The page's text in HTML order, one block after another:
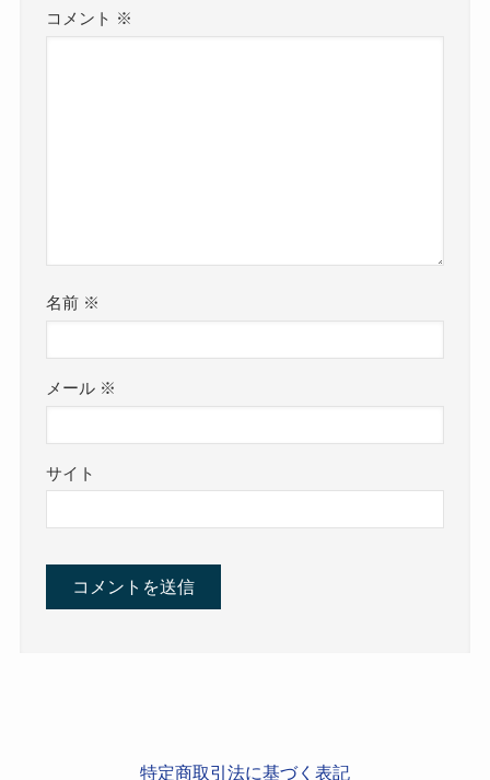
コメント ※
名前 ※
メール ※
サイト
特定商取引法に基づく表記